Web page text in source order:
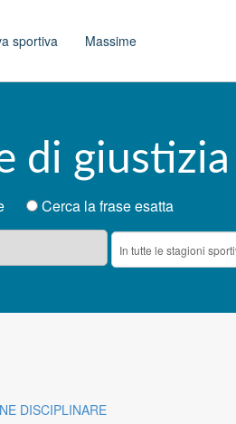
sportiva Massime
di
Cerca la frase esatta
DISCIPLINARE